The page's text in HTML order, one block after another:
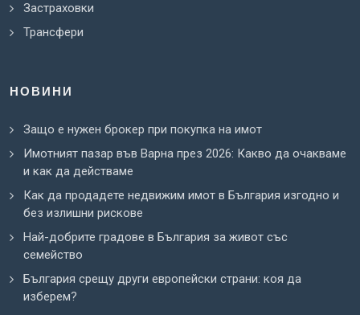
Застраховки
Трансфери
НОВИНИ
Защо е нужен брокер при покупка на имот
Имотният пазар във Варна през 2026: Какво да очакваме
и как да действаме
Как да продадете недвижим имот в България изгодно и
без излишни рискове
Най-добрите градове в България за живот със
семейство
България срещу други европейски страни: коя да
изберем?